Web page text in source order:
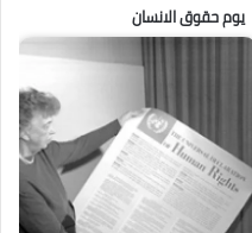
يوم حقوق الانسان